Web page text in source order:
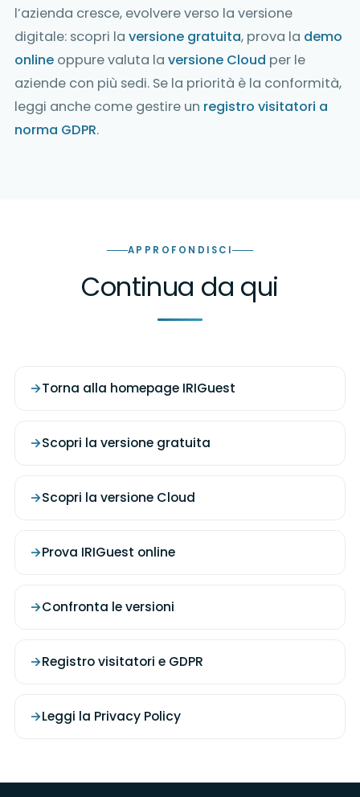
l’azienda cresce, evolvere verso la versione
digitale: scopri la versione gratuita, prova la demo
online oppure valuta la versione Cloud per le
aziende con più sedi. Se la priorità è la conformità,
leggi anche come gestire un registro visitatori a
norma GDPR.
APPROFONDISCI
Continua da qui
Torna alla homepage IRIGuest
Scopri la versione gratuita
Scopri la versione Cloud
Prova IRIGuest online
Confronta le versioni
Registro visitatori e GDPR
Leggi la Privacy Policy